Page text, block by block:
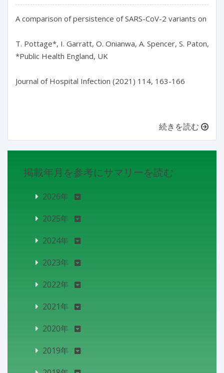
A comparison of persistence of SARS-CoV-2 variants on
T. Pottage*, I. Garratt, O. Onianwa, A. Spencer, S. Paton,
*Public Health England, UK
Journal of Hospital Infection (2021) 114, 163-166
続きを読む
掲載年月を参考にサマリーを読む
2026年
2025年
2024年
2023年
2022年
2021年
2020年
2019年